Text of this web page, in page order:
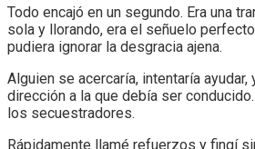
Todo encajó en un segundo. Era una
sola y llorando, era el señuelo
pudiera ignorar la desgracia ajena.
Alguien se acercaría, intentaría ayudar,
dirección a la que debía ser
los secuestradores.
Rápidamente llamé refuerzos y fingí